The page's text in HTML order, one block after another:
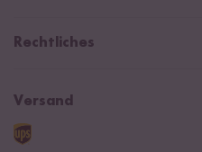
Rezepte
Kontaktformular
Presse
Navacopah
Reishunger Gutscheine
Social Media Kooperationen
B2B
Rechtliches
Datenschutzerklärung
Versand